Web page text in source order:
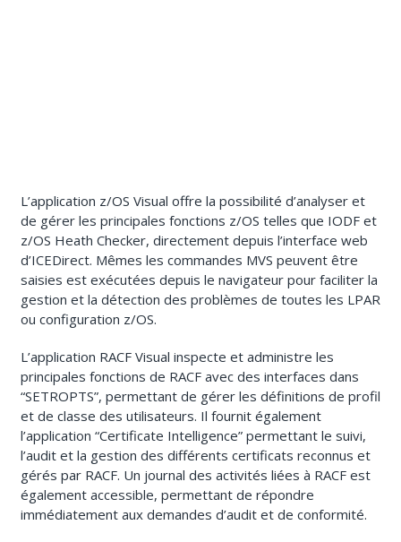
L’application z/OS Visual offre la possibilité d’analyser et
de gérer les principales fonctions z/OS telles que IODF et
z/OS Heath Checker, directement depuis l’interface web
d’ICEDirect. Mêmes les commandes MVS peuvent être
saisies est exécutées depuis le navigateur pour faciliter la
gestion et la détection des problèmes de toutes les LPAR
ou configuration z/OS.
L’application RACF Visual inspecte et administre les
principales fonctions de RACF avec des interfaces dans
“SETROPTS”, permettant de gérer les définitions de profil
et de classe des utilisateurs. Il fournit également
l’application “Certificate Intelligence” permettant le suivi,
l’audit et la gestion des différents certificats reconnus et
gérés par RACF. Un journal des activités liées à RACF est
également accessible, permettant de répondre
immédiatement aux demandes d’audit et de conformité.